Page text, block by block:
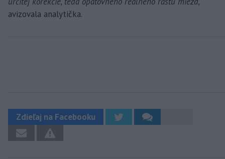
avizovala analytička.
Zdieľaj na Facebooku